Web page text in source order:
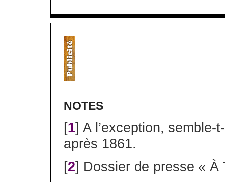
NOTES
[1] A l’exception, semble-
après 1861.
[2] Dossier de presse « À